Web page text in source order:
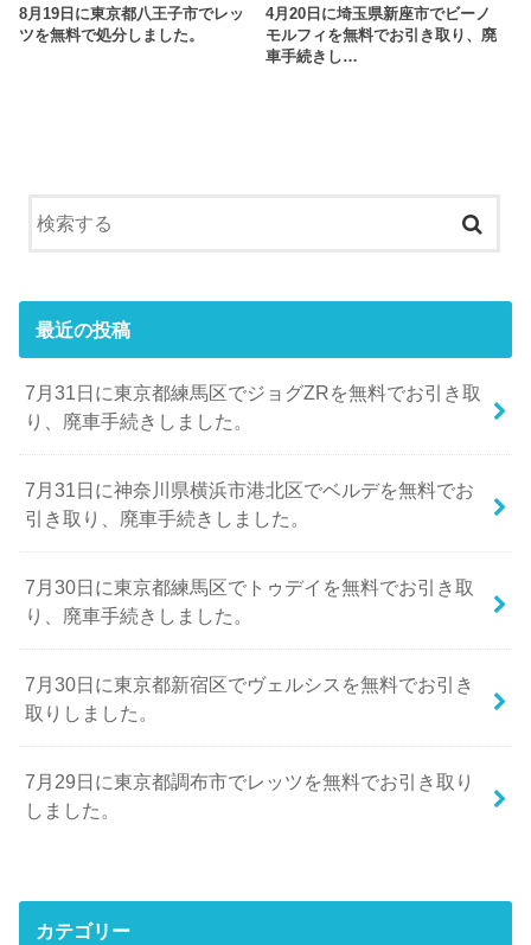
8月19日に東京都八王子市でレッ
ツを無料で処分しました。
4月20日に埼玉県新座市でビーノ
モルフィを無料でお引き取り、廃
車手続きし…
最近の投稿
7月31日に東京都練馬区でジョグZRを無料でお引き取
り、廃車手続きしました。
7月31日に神奈川県横浜市港北区でベルデを無料でお
引き取り、廃車手続きしました。
7月30日に東京都練馬区でトゥデイを無料でお引き取
り、廃車手続きしました。
7月30日に東京都新宿区でヴェルシスを無料でお引き
取りしました。
7月29日に東京都調布市でレッツを無料でお引き取り
しました。
カテゴリー